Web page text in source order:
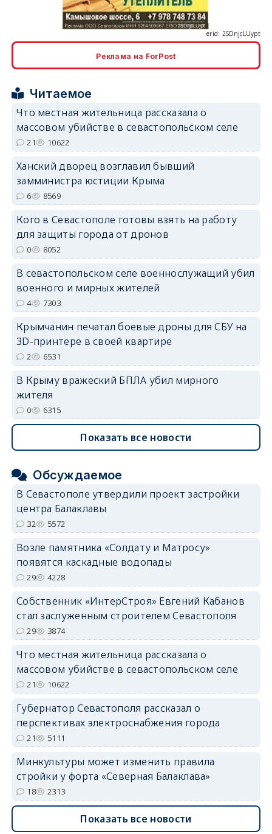
erid: 2SDnjdvhGXG
Реклама на ForPost
Читаемое
Что местная жительница рассказала о
массовом убийстве в севастопольском селе
21 10622
Ханский дворец возглавил бывший
замминистра юстиции Крыма
6 8569
Кого в Севастополе готовы взять на работу
для защиты города от дронов
0 8052
В севастопольском селе военнослужащий убил
военного и мирных жителей
4 7303
Крымчанин печатал боевые дроны для СБУ на
3D-принтере в своей квартире
2 6531
В Крыму вражеский БПЛА убил мирного
жителя
0 6315
Показать все новости
Обсуждаемое
В Севастополе утвердили проект застройки
центра Балаклавы
32 5572
Возле памятника «Солдату и Матросу»
появятся каскадные водопады
29 4228
Собственник «ИнтерСтроя» Евгений Кабанов
стал заслуженным строителем Севастополя
29 3874
Что местная жительница рассказала о
массовом убийстве в севастопольском селе
21 10622
Губернатор Севастополя рассказал о
перспективах электроснабжения города
21 5111
Минкультуры может изменить правила
стройки у форта «Северная Балаклава»
18 2313
Показать все новости